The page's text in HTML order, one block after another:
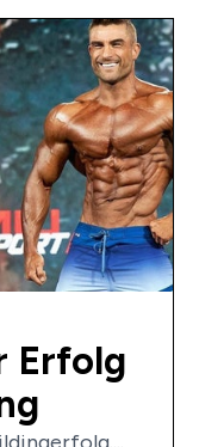
Erfolg